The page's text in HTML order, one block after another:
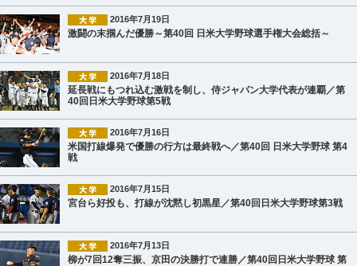
2016年7月19日
激闘の末掴んだ優勝～第40回 日米大学野球選手権大会総括～
2016年7月18日
延長戦にもつれ込む激戦を制し、侍ジャパン大学代表が連覇／第
40回日米大学野球第5戦
2016年7月16日
米国打線爆発で優勝の行方は最終戦へ／第40回 日米大学野球 第4
戦
2016年7月15日
宮台ら好投も、打線が沈黙し初黒星／第40回日米大学野球第3戦
2016年7月13日
柳が7回12奪三振、京田の決勝打で連勝／第40回日米大学野球 第